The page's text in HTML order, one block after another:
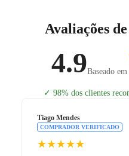
Avaliações
4.9Baseado
✓ 98% dos clientes
Tiago Mendes
COMPRADOR VERIFICADO
★★★★★